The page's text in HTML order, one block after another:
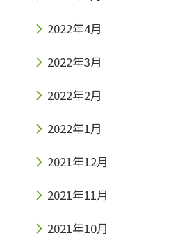
2022年4月
2022年3月
2022年2月
2022年1月
2021年12月
2021年11月
2021年10月